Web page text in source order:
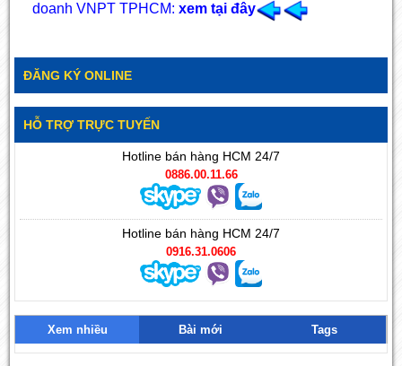
doanh VNPT TPHCM:xem tại đây
ĐĂNG KÝ ONLINE
HỖ TRỢ TRỰC TUYẾN
Hotline bán hàng HCM 24/7
0886.00.11.66
Hotline bán hàng HCM 24/7
0916.31.0606
Xem nhiều Bài mới Tags